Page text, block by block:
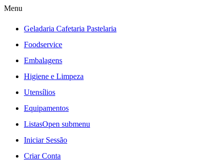
Menu
Geladaria Cafetaria Pastelaria
Foodservice
Embalagens
Higiene e Limpeza
Utensílios
Equipamentos
ListasOpen submenu
Iniciar Sessão
Criar Conta